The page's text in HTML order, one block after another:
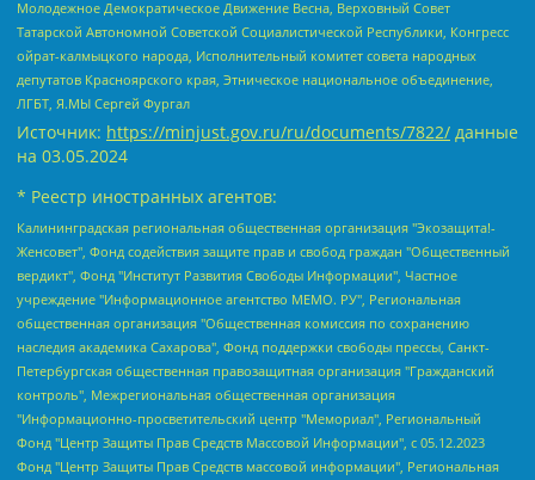
Молодежное Демократическое Движение Весна, Верховный Совет
Татарской Автономной Советской Социалистической Республики, Конгресс
ойрат-калмыцкого народа, Исполнительный комитет совета народных
депутатов Красноярского края, Этническое национальное объединение,
ЛГБТ, Я.МЫ Сергей Фургал
Источник: https://minjust.gov.ru/ru/documents/7822/ данные
на 03.05.2024
* Реестр иностранных агентов:
Калининградская региональная общественная организация "Экозащита!-Женсовет", Фонд содействия защите прав и свобод граждан "Общественный вердикт", Фонд "Институт Развития Свободы Информации", Частное учреждение "Информационное агентство МЕМО. РУ", Региональная общественная организация "Общественная комиссия по сохранению наследия академика Сахарова", Фонд поддержки свободы прессы, Санкт-Петербургская общественная правозащитная организация "Гражданский контроль", Межрегиональная общественная организация "Информационно-просветительский центр "Мемориал", Региональный Фонд "Центр Защиты Прав Средств Массовой Информации", с 05.12.2023 Фонд "Центр Защиты Прав Средств массовой информации", Региональная общественная благотворительная организация помощи беженцам и мигрантам "Гражданское содействие", Негосударственное образовательное учреждение дополнительного профессионального образования (повышение квалификации) специалистов "АКАДЕМИЯ ПО ПРАВАМ ЧЕЛОВЕКА", Свердловская региональная общественная организация "Сутяжник", Автономная некоммерческая организация "Центр независимых социологических исследований", Союз общественных объединений "Российский исследовательский центр по правам человека", Региональное общественное учреждение научно-информационный центр "МЕМОРИАЛ", Некоммерческая организация "Фонд защиты гласности", Автономная некоммерческая организация "Институт прав человека", Городская общественная организация "Екатеринбургское общество "МЕМОРИАЛ", Городская общественная организация "Рязанское историко-просветительское и правозащитное общество "Мемориал" (Рязанский Мемориал), Челябинский региональный орган общественной самодеятельности – женское общественное объединение "Женщины Евразии", Челябинский региональный орган общественной самодеятельности "Уральская правозащитная группа", Фонд содействия защите здоровья и социальной справедливости имени Андрея Рылькова, Автономная Некоммерческая Организация "Аналитический Центр Юрия Левады", Автономная некоммерческая организация социальной поддержки населения "Проект Апрель", Региональная общественная организация помощи женщинам и детям, находящимся в кризисной ситуации "Информационно-методический центр "Анна", Фонд содействия развитию массовых коммуникаций и правовому просвещению "Так-так-Так", Фонд содействия устойчивому развитию "Серебряная тайга", Свердловский региональный общественный фонд социальных проектов "Новое время", "Idel.Реалии", Кавказ.Реалии, Крым.Реалии, Телеканал Настоящее Время, Татаро-башкирская служба Радио Свобода (Azatliq Radiosi), Радио Свободная Европа/Радио Свобода (PCE/PC), "Сибирь.Реалии", "Фактограф", Благотворительный фонд помощи осужденным и их семьям, Автономная некоммерческая организация "Институт глобализации и социальных движений", Фонд "В защиту прав заключенных", Частное учреждение "Центр поддержки и содействия развитию средств массовой информации", Пензенский региональный общественный благотворительный фонд "Гражданский союз", "Север.Реалии", Некоммерческая организация Фонд "Правовая инициатива", Общество с ограниченной ответственностью "Радио Свободная Европа/Радио Свобода", Чешское информационное агентство "MEDIUM-ORIENT", Красноярская региональная общественная организация "Мы против СПИДа", Камалягин Денис Николаевич, Маркелов Сергей Евгеньевич, Пономарев Лев Александрович, Савицкая Людмила Алексеевна, Автономная некоммерческая организация "Центр по работе с проблемой насилия "НАСИЛИЮ.НЕТ", Межрегиональный профессиональный союз работников здравоохранения "Альянс врачей", Юридическое лицо, зарегистрированное в Латвийской Республике, SIA "Medusa Project" (регистрационный номер 40103797863, дата регистрации 10.06.2014), Некоммерческая организация "Фонд по борьбе с коррупцией", Автономная некоммерческая организация "Институт права и публичной политики", Баданин Роман Сергеевич, Гликин Максим Александрович, Железнова Мария Михайловна, Лукьянова Юлия Сергеевна, Маетная Елизавета Витальевна, Маняхин Петр Борисович, Чуракова Ольга Владимировна, Ярош Юлия Петровна, Юридическое лицо "The Insider SIA", зарегистрированное в Риге, Латвийская Республика (дата регистрации 26.06.2015), являющееся администратором доменного имени интернет-издания "The Insider SIA", https://theins.ru, Постернак Алексей Евгеньевич, Рубин Михаил Аркадьевич, Анин Роман Александрович, Юридическое лицо Istories fonds, зарегистрированное в Латвийской Республике (регистрационный номер 50008295751, дата регистрации 24.02.2020), Великовский Дмитрий Александрович, Долинина Ирина Николаевна, Мароховская Алеся Алексеевна, Шлейнов Роман Юрьевич, Шмагун Олеся Валентиновна, Общество с ограниченной ответственностью "Альтаир 2021", Общество с ограниченной ответственностью "Вега 2021", Общество с ограниченной ответственностью "Главный редактор 2021", Общество с ограниченной ответственностью "Ромашки монолит", Важенков Артем Валерьевич, Ивановская областная общественная организация "Центр гендерных исследований", Гурман Юрий Альбертович, Медиапроект "ОВД-Инфо", Егоров Владимир Владимирович, Жилинский Владимир Александрович, Общество с ограниченной ответственностью "ЗП", Иванова София Юрьевна, Карезина Инна Павловна, Кильтау Екатерина Викторовна, Петров Алексей Викторович, Пискунов Сергей Евгеньевич, Смирнов Сергей Сергеевич, Тихонов Михаил Сергеевич, Общество с ограниченной ответственностью "ЖУРНАЛИСТ-ИНОСТРАННЫЙ АГЕНТ", Арапова Галина Юрьевна, Вольтская Татьяна Анатольевна, Американская компания "Mason G.E.S. Anonymous Foundation" (США), являющаяся владельцем интернет-издания https://mnews.world/, Компания "Stichting Bellingcat", зарегистрированная в Нидерландах (дата регистрации 11.07.2018), Захаров Андрей Вячеславович, Клепиковская Екатерина Дмитриевна, Общество с ограниченной ответственностью "МЕМО", Перл Роман Александрович, Симонов Евгений Алексеевич, Соловьева Елена Анатольевна, Сотников Даниил Владимирович, Сурначева Елизавета Дмитриевна, Автономная некоммерческая организация по защите прав человека и информированию населения "Якутия – Наше Мнение", Общество с ограниченной ответственностью "Москоу диджитал медиа", с 26.01.2023 Общество с ограниченной ответственностью "Чайка Белые сады", Ветошкина Валерия Валерьевна, Заговора Максим Александрович, Межрегиональное общественное движение "Российская ЛГБТ - сеть", Оленичев Максим Владимирович, Павлов Иван Юрьевич, Скворцова Елена Сергеевна, Общество с ограниченной ответственностью "Как бы инагент", Кочетков Игорь Викторович, Общество с ограниченной ответственностью "Честные выборы", Еланчик Олег Александрович, Общество с ограниченной ответственностью "Нобелевский призыв", Гималова Регина Эмилевна, Григорьев Андрей Валерьевич, Григорьева Алина Александровна, Ассоциация по содействию защите прав призывников, альтернативнослужащих и военнослужащих "Правозащитная группа "Гражданин.Армия.Право", Хисамова Регина Фаритовна, Автономная некоммерческая организация по реализации социально-правовых программ "Лилит", Дальневосточное общественное движение "Маяк", Санкт-Петербургская ЛГБТ-инициативная группа "Выход", Инициативная группа ЛГБТ+ "Реверс", Алексеев Андрей Викторович, Бекбулатова Таисия Львовна, Беляев Иван Михайлович, Владыкина Елена Сергеевна, Гельман Марат Александрович, Никульшина Вероника Юрьевна, Толоконникова Надежда Андреевна, Шендерович Виктор Анатольевич, Общество с ограниченной ответственностью "Данное сообщение", Общество с ограниченной ответственностью Издательский дом "Новая глава", Айнбиндер Александра Александровна, Московский комьюнити-центр для ЛГБТ+инициатив, Благотворительный фонд развития филантропии, Deutsche Welle (Германия, Kurt-Schumacher-Strasse 3, 53113 Bonn), Борзунова Мария Михайловна, Воробьев Виктор Викторович, Голубева Анна Львовна, Константинова Алла Михайловна, Малкова Ирина Владимировна, Мурадов Мурад Абдулгалимович, Осетинская Елизавета Николаевна, Понасенков Евгений Николаевич, Ганапольский Матвей Юрьевич, Киселев Евгений Алексеевич, Борухович Ирина Григорьевна, Дремин Иван Тимофеевич, Дубровский Дмитрий Викторович, Красноярская региональная общественная организация поддержки и развития альтернативных образовательных технологий и межкультурных коммуникаций "ИНТЕРРА", Маяковская Екатерина Алексеевна, Фейгин Марк Захарович, Филимонов Андрей Викторович, Дзугкоева Регина Николаевна, Доброхотов Роман Александрович, Дудь Юрий Александрович, Елкин Сергей Владимирович, Кругликов Кирилл Игоревич, Сабунаева Мария Леонидовна, Семенов Алексей Владимирович, Шаинян Карен Багратович, Шульман Екатерина Михайловна, Асафьев Артур Валерьевич, Вахштайн Виктор Семенович, Венедиктов Алексей Алексеевич, Лушникова Екатерина Евгеньевна, Волков Леонид Михайлович, Невзоров Александр Глебович, Пархоменко Сергей Борисович, Сироткин Ярослав Николаевич, Кара-Мурза Владимир Владимирович, Баранова Наталья Владимировна, Гозман Леонид Яковлевич, Кагарлицкий Борис Юльевич, Климарев Михаил Валерьевич, Милов Владимир Станиславович, Автономная некоммерческая организация Краснодарский центр современного искусства "Типография", Моргенштерн Алишер Тагирович, Соболь Любовь Эдуардовна, Общество с ограниченной ответственностью "ЛИЗА НОРМ", Каспаров Гарри Кимович, Ходорковский Михаил Борисович, Общество с ограниченной ответственностью "Апрельские тезисы", Данилович Ирина Брониславовна, Кашин Олег Владимирович, Петров Николай Владимирович, Пивоваров Алексей Владимирович, Соколов Михаил Владимирович, Цветкова Юлия Владимировна, Чичваркин Евгений Александрович, Комитет против пыток/Команда против пыток, Общество с ограниченной ответственностью "Первый научный", Общество с ограниченной ответственностью "Вертолет и ко", Белоцерковская Вероника Борисовна, Кац Максим Евгеньевич, Лазарева Татьяна Юрьевна, Шаведдинов Руслан Табризович, Яшин Илья Валерьевич, Общество с ограниченной ответственностью "Иноагент ААВ", Алешковский Дмитрий Петрович, Альбац Евгения Марковна, Быков Дмитрий Львович, Галямина Юлия Евгеньевна, Лойко Сергей Леонидович, Мартынов Кирилл Константинович, Медведев Сергей Александрович, Крашенинников Федор Геннадиевич, Гордеева Катерина Вл